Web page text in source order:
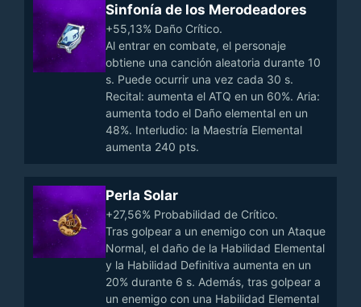
Sinfonía de los Merodeadores
+55,13% Daño Crítico.
Al entrar en combate, el personaje
obtiene una canción aleatoria durante 10
s. Puede ocurrir una vez cada 30 s.
Recital: aumenta el ATQ en un 60%. Aria:
aumenta todo el Daño elemental en un
48%. Interludio: la Maestría Elemental
aumenta 240 pts.
Perla Solar
+27,56% Probabilidad de Crítico.
Tras golpear a un enemigo con un Ataque
Normal, el daño de la Habilidad Elemental
y la Habilidad Definitiva aumenta en un
20% durante 6 s. Además, tras golpear a
un enemigo con una Habilidad Elemental